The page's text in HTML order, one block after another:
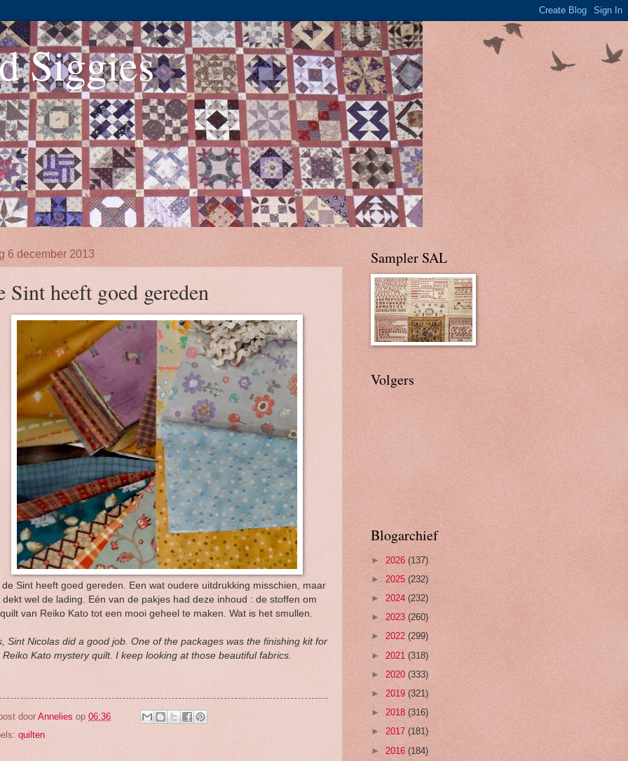
Siggies
6 december 2013
Sint heeft goed gereden
de Sint heeft goed gereden. Een wat oudere uitdrukking misschien, maar
dekt wel de lading. Eén van de pakjes had deze inhoud : de stoffen om
van Reiko Kato tot een mooi geheel te maken. Wat is het smullen.
Sint Nicolas did a good job. One of the packages was the finishing kit for
Reiko Kato mystery quilt. I keep looking at those beautiful fabrics.
doorAnnelies op 06:36
quilten
Sampler SAL
Volgers
Blogarchief
► 2026 (137)
► 2025 (232)
► 2024 (232)
► 2023 (260)
► 2022 (299)
► 2021 (318)
► 2020 (333)
► 2019 (321)
► 2018 (316)
► 2017 (181)
► 2016 (184)